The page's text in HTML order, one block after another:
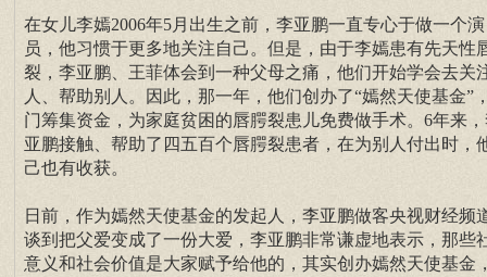
在女儿李嫣2006年5月出生之前，李亚鹏一直专心于做一个演
员，他习惯于更多地关注自己。但是，由于李嫣患有先天性
裂，李亚鹏、王菲体会到一种父母之痛，他们开始学会去关
人、帮助别人。因此，那一年，他们创办了“嫣然天使基金”
门筹集资金，为家庭贫困的唇腭裂患儿免费做手术。6年来
亚鹏接触、帮助了四五百个唇腭裂患者，在为别人付出时，
己也有收获。
日前，作为嫣然天使基金的发起人，李亚鹏做客央视财经频
谈到把父爱变成了一份大爱，李亚鹏非常谦虚地表示，那些
意义和社会价值是大家赋予给他的，其实创办嫣然天使基金